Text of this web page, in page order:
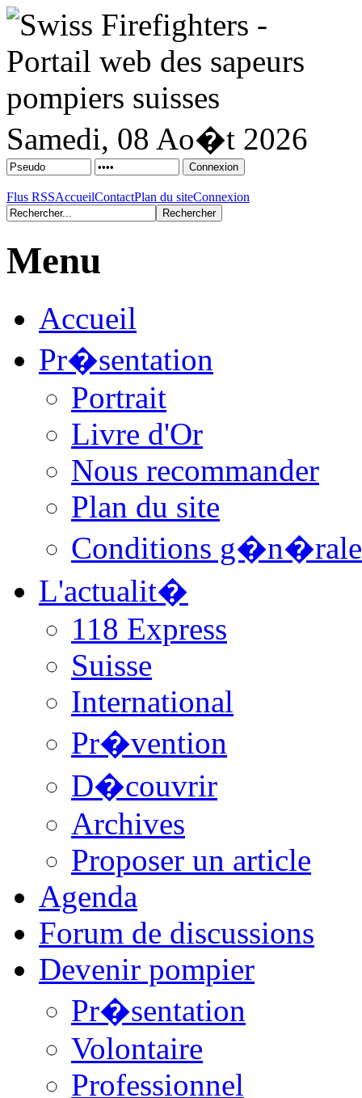
Samedi, 08 Ao�t 2026
Flus RSSAccueilContactPlan du siteConnexion
Menu
Accueil
Pr�sentation
Portrait
Livre d'Or
Nous recommander
Plan du site
Conditions
L'actualit�
118 Express
Suisse
International
Pr�vention
D�couvrir
Archives
Proposer un article
Agenda
Forum de discussions
Devenir pompier
Pr�sentation
Volontaire
Professionnel